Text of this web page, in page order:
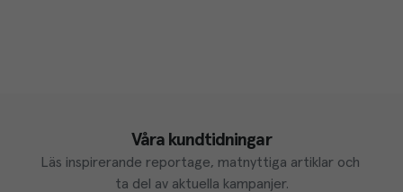
Våra kundtidningar
Läs inspirerande reportage, matnyttiga artiklar och
ta del av aktuella kampanjer.